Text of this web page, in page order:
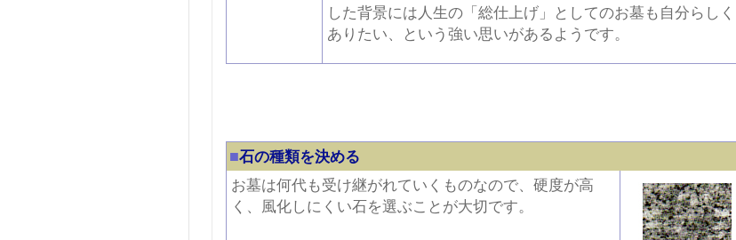
した背景には人生の「総仕上げ」としてのお墓も自分らしく
ありたい、という強い思いがあるようです。
■石の種類を決める
お墓は何代も受け継がれていくものなので、硬度が高
く、風化しにくい石を選ぶことが大切です。